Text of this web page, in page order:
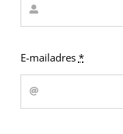
E-mailadres *